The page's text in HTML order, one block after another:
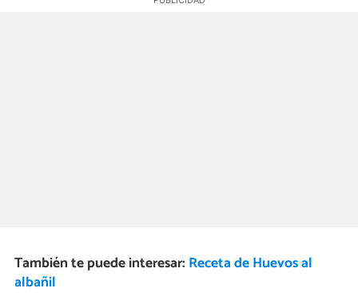
También te puede interesar: Receta de Huevos al
albañil